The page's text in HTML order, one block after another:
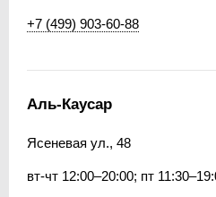
+7 (499) 903-60-88
Аль-Каусар
Ясеневая ул., 48
вт-чт 12:00–20:00; пт